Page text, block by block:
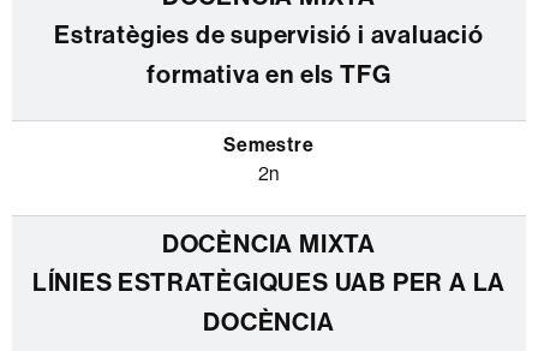
Estratègies de supervisió i avaluació
formativa en els TFG
2n
LÍNIES ESTRATÈGIQUES UAB PER A LA
DOCÈNCIA